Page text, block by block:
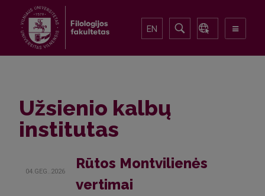
EN
Užsienio kalbų
institutas
04.GEG..2026
Rūtos Montvilienės
vertimai